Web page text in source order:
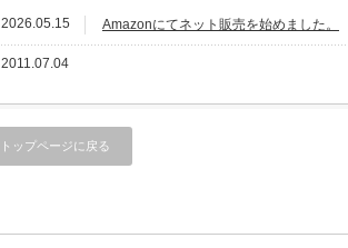
2026.05.15 Amazonにてネット販売を始めました。
2011.07.04
トップページに戻る